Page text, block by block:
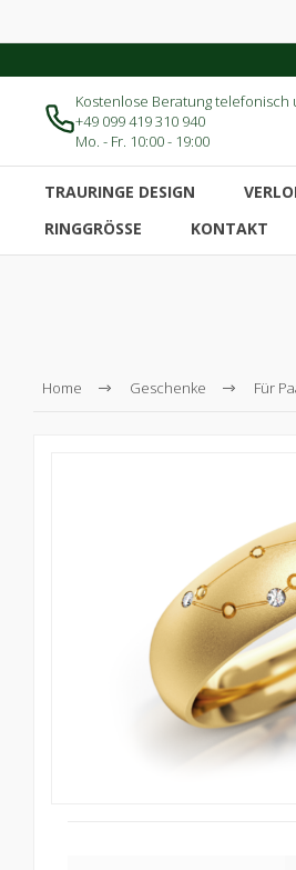
Kostenlose Beratung telefonisch
+49 099 419 310 940
Mo. - Fr. 10:00 - 19:00
TRAURINGE DESIGN
RINGGRÖSSE
KONTAKT
Home Geschenke Für